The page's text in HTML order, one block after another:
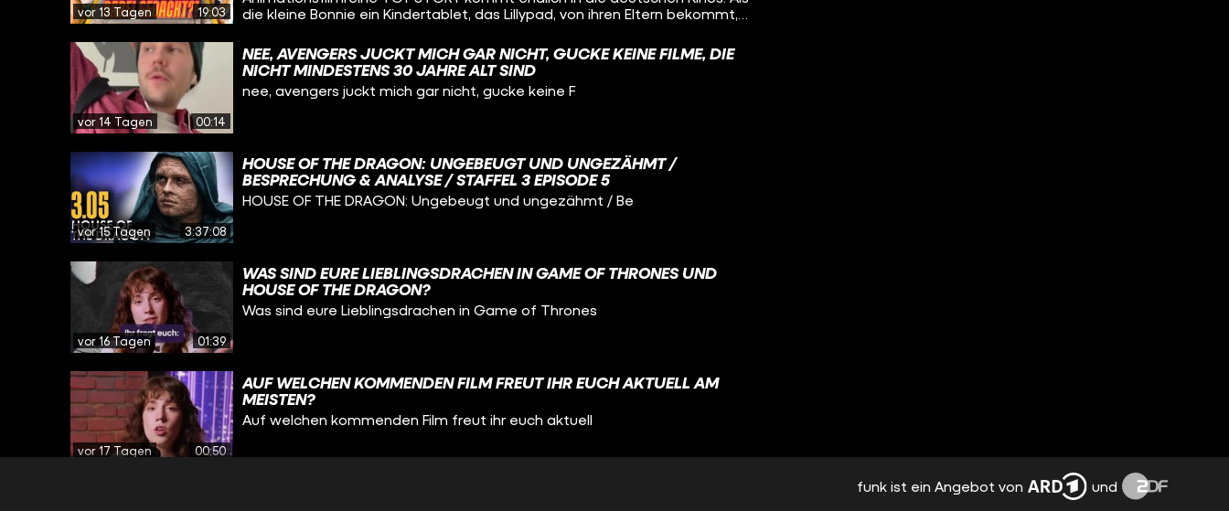
vor 13 Tagen 19:03
die kleine Bonnie ein Kindertablet, das Lillypad, von ihren Eltern bekommt,
technischen Gerät. Alper hat sich TOY STORY 5 für euch angesehen und
verrät in dieser Kritik, ob Pixars Magie immer noch zu spüren ist und wie der
Film mit dem Thema Sucht und digitale Medien umgeht. Hat hier Pixar
einen Riesenfehler begangen? Schaut rein und erfahrt es hier in unserer
vor 14 Tagen 00:14
NEE, AVENGERS JUCKT MICH GAR NICHT, GUCKE KEINE FILME, DIE
NICHT MINDESTENS 30 JAHRE ALT SIND
nee, avengers juckt mich gar nicht, gucke keine F
vor 15 Tagen 3:37:08
HOUSE OF THE DRAGON: UNGEBEUGT UND UNGEZÄHMT /
BESPRECHUNG & ANALYSE / STAFFEL 3 EPISODE 5
HOUSE OF THE DRAGON: Ungebeugt und ungezähmt / Be
vor 16 Tagen 01:39
WAS SIND EURE LIEBLINGSDRACHEN IN GAME OF THRONES UND
HOUSE OF THE DRAGON?
Was sind eure Lieblingsdrachen in Game of Thrones
vor 17 Tagen 00:50
AUF WELCHEN KOMMENDEN FILM FREUT IHR EUCH AKTUELL AM
MEISTEN?
Auf welchen kommenden Film freut ihr euch aktuell
funk ist ein Angebot von und